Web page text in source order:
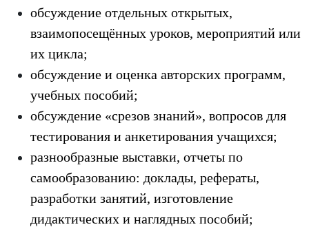
обсуждение отдельных открытых,
взаимопосещённых уроков, мероприятий или
их цикла;
обсуждение и оценка авторских программ,
учебных пособий;
обсуждение «срезов знаний», вопросов для
тестирования и анкетирования учащихся;
разнообразные выставки, отчеты по
самообразованию: доклады, рефераты,
разработки занятий, изготовление
дидактических и наглядных пособий;